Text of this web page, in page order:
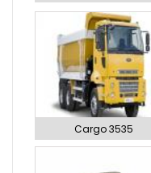
Cargo 3535